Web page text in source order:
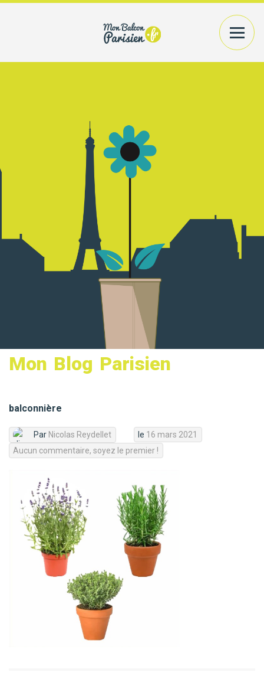
PRATIQUES
A MON COMPTE
RECHERCHER UN PRODUIT
Mon Blog Parisien
balconnière
Par Nicolas Reydellet le 16 mars 2021
Aucun commentaire, soyez le premier !